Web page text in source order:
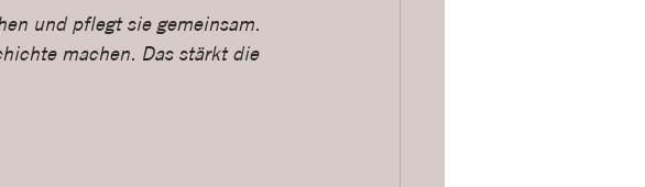
und pflegt sie gemeinsam.
machen. Das stärkt die